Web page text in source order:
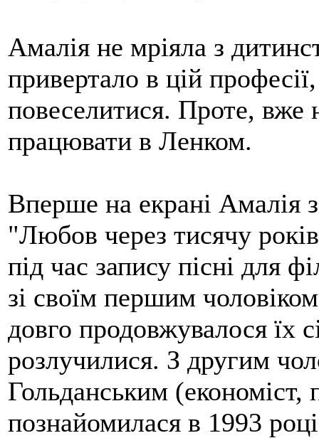
Амалія не мріяла з
привертало в цій
повеселитися. Проте, вже
працювати в Ленком.
Вперше на екрані Амалія
"Любов через тисячу
під час запису пісні для
зі своїм першим
довго продовжувалося їх
розлучилися. З другим
Гольданським (економіст,
познайомилася в 1993